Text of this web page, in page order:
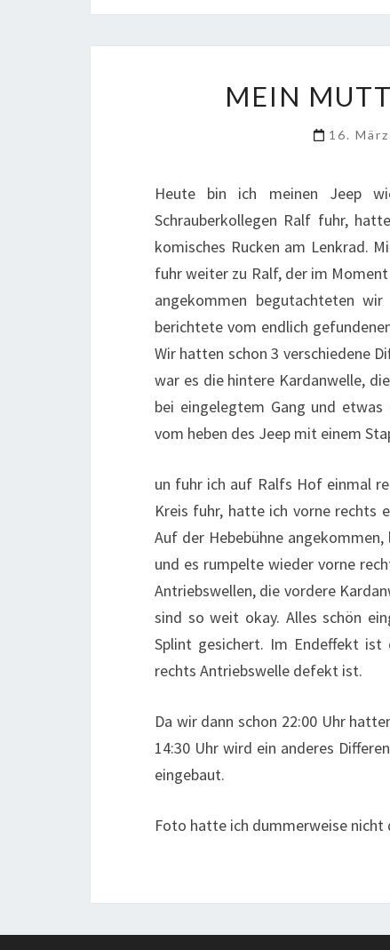
MEIN
16.
Heute bin ich meinen Jeep
Schrauberkollegen Ralf fuhr,
komisches Rucken am Lenkrad.
fuhr weiter zu Ralf, der im
angekommen begutachteten
berichtete vom endlich
Wir hatten schon 3 verschiedene
war es die hintere Kardanwelle,
bei eingelegtem Gang und
vom heben des Jeep mit einem
un fuhr ich auf Ralfs Hof einmal
Kreis fuhr, hatte ich vorne rechts
Auf der Hebebühne
und es rumpelte wieder vorne
Antriebswellen, die vordere
sind so weit okay. Alles schön
Splint gesichert. Im Endeffekt ist
rechts Antriebswelle defekt ist.
Da wir dann schon 22:00 Uhr
14:30 Uhr wird ein anderes
eingebaut.
Foto hatte ich dummerweise